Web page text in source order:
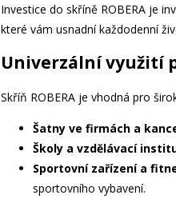
Investice do skříně ROBERA je
které vám usnadní každodenní
Univerzální využití
Skříň ROBERA je vhodná pro
Šatny ve firmách a
Školy a vzdělávací
Sportovní zařízení a
sportovního vybavení.